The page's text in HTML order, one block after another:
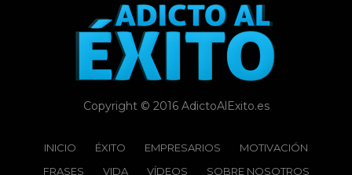
Copyright © 2016 AdictoAlExito.es
INICIO ÉXITO‬ EMPRESARIOS
MOTIVACIÓN
FRASES
VIDA VÍDEOS SOBRE NOSOTROS